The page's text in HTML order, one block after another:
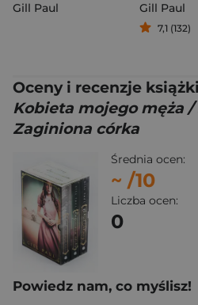
Gill Paul
Gill Paul
7,1 (132)
Oceny i recenzje książki
Kobieta mojego męża
Zaginiona córka
Średnia ocen:
~ /10
Liczba ocen:
0
Powiedz nam, co myślisz!